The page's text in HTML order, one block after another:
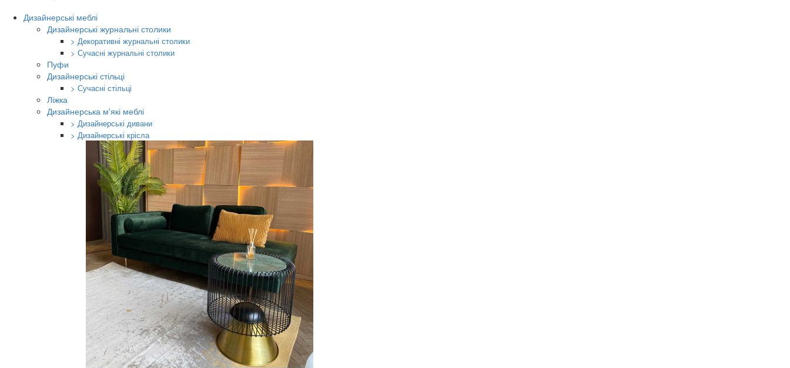
Дизайнерські меблі
Дизайнерські журнальні столики
> Декоративні журнальні столики
> Сучасні журнальні столики
Пуфи
Дизайнерські стільці
> Сучасні стільці
Ліжка
Дизайнерська м'які меблі
> Дизайнерські дивани
> Дизайнерські крісла